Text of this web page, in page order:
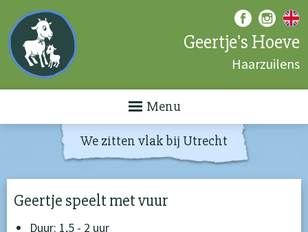
Geertje's Hoeve
Haarzuilens
Menu
We zitten vlak bij Utrecht
Geertje speelt met vuur
Duur: 1,5 - 2 uur